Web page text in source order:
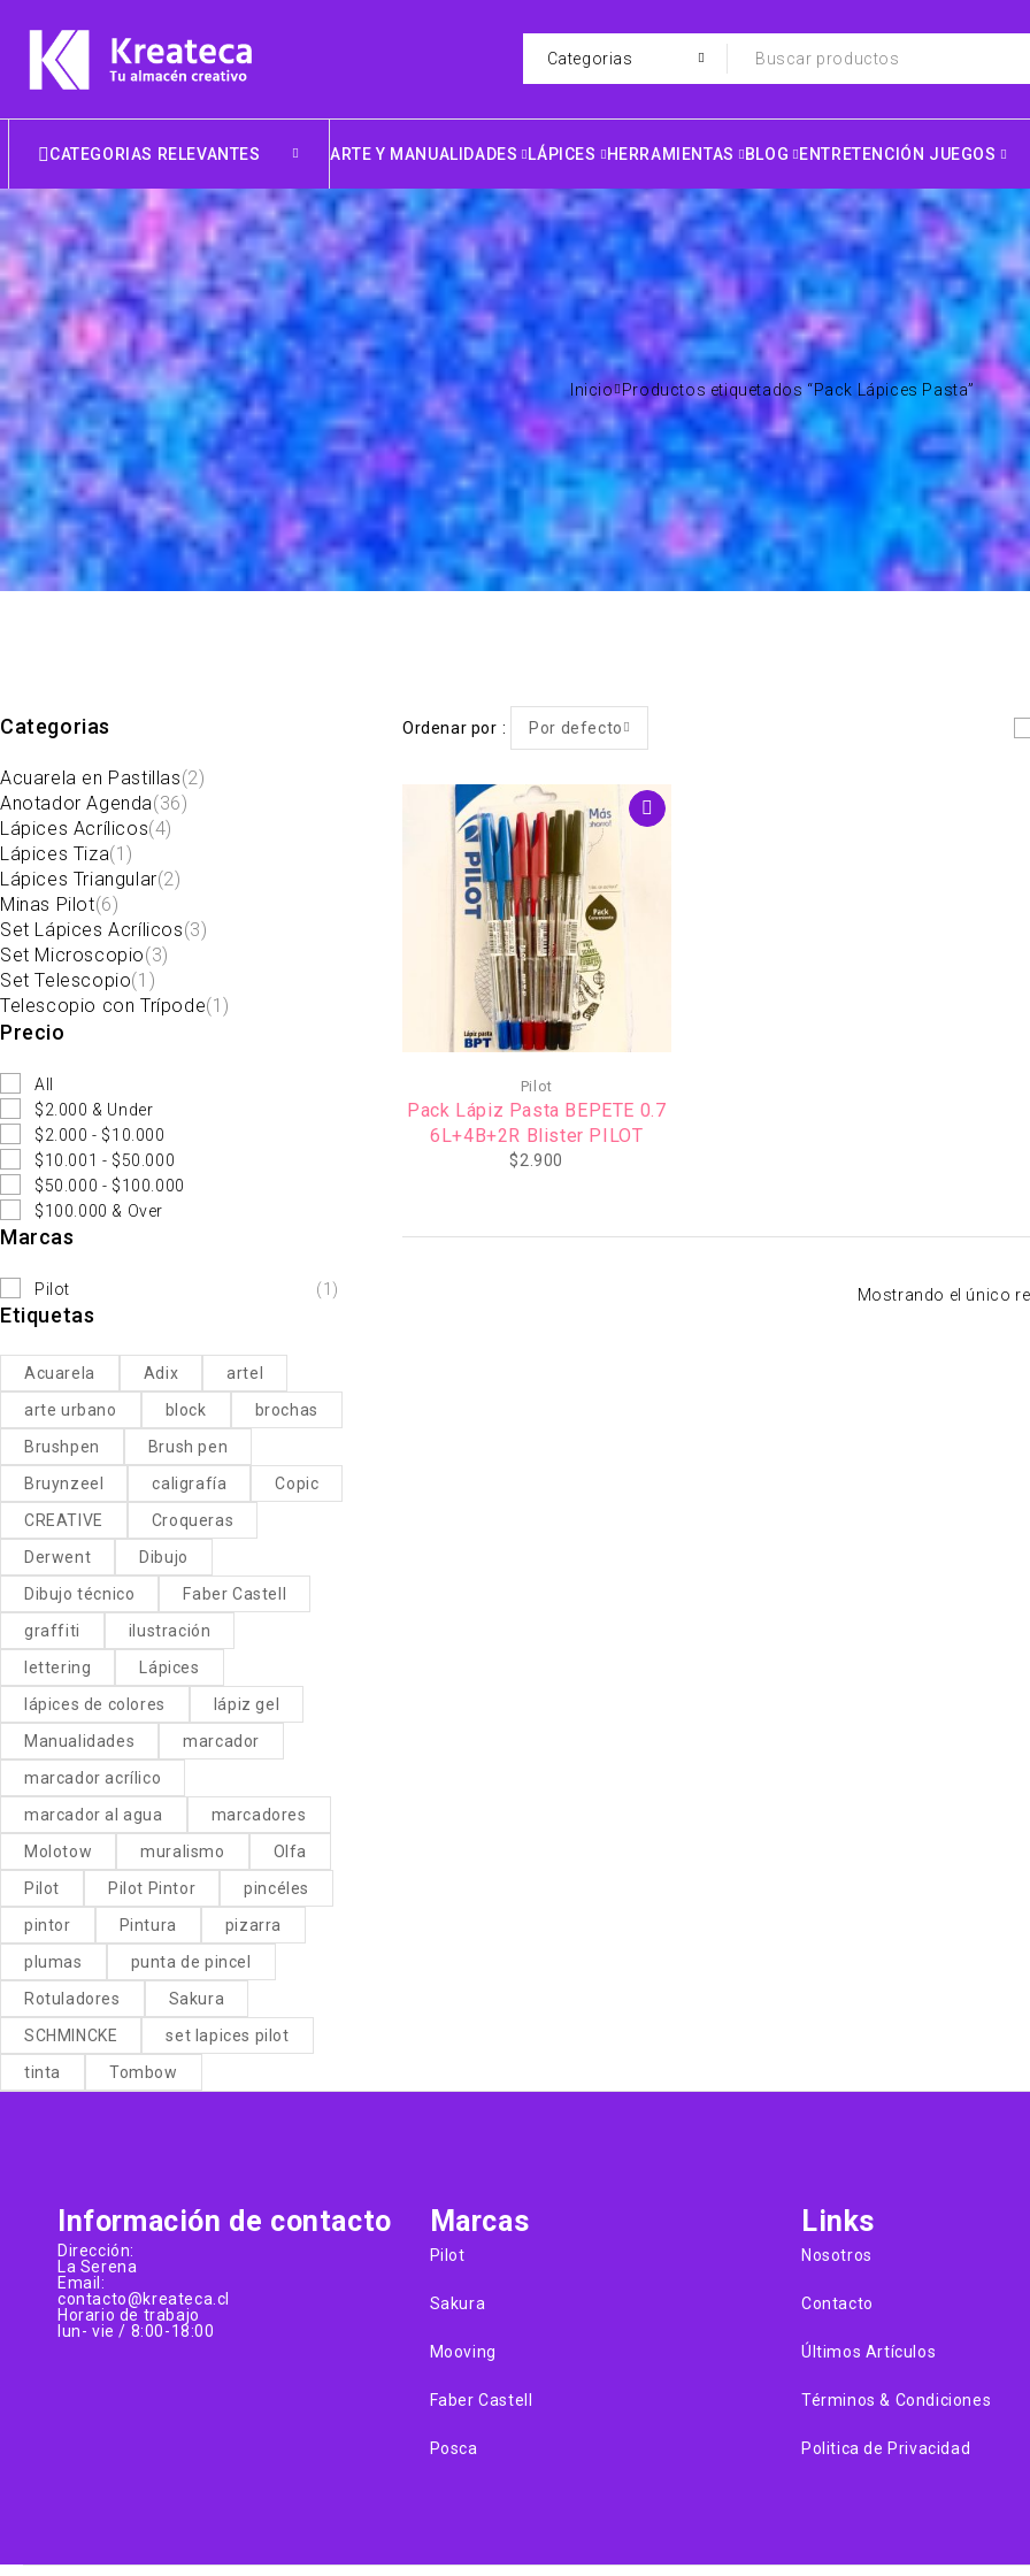
CATEGORIAS RELEVANTES ARTE Y MANUALIDADES LÁPICES HERRAMIENTAS BLOG ENTRETENCIÓN JUEGOS
Inicio Productos etiquetados “Pack Lápices Pasta”
Categorias
Acuarela en Pastillas(2)
Anotador Agenda(36)
Lápices Acrílicos(4)
Lápices Tiza(1)
Lápices Triangular(2)
Minas Pilot(6)
Set Lápices Acrílicos(3)
Set Microscopio(3)
Set Telescopio(1)
Telescopio con Trípode(1)
Precio
All
$2.000 & Under
$2.000 - $10.000
$10.001 - $50.000
$50.000 - $100.000
$100.000 & Over
Marcas
Pilot (1)
Etiquetas
Acuarela Adix
artel
arte urbano
block
brochas
Brushpen
Brush pen
Bruynzeel
caligrafía
Copic
CREATIVE
Croqueras
Derwent
Dibujo
Dibujo técnico
Faber Castell
graffiti
ilustración
lettering
Lápices
lápices de colores
lápiz gel
Manualidades
marcador
marcador acrílico
marcador al agua
marcadores
Molotow
muralismo
Olfa
Pilot
Pilot Pintor
pincéles
pintor
Pintura
pizarra
plumas
punta de pincel
Rotuladores
Sakura
SCHMINCKE
set lapices pilot
tinta
Tombow
Ordenar por Por defecto
Pilot
Pack Lápiz Pasta BEPETE 0.7
6L+4B+2R Blister PILOT
$2.900
Mostrando el único
Información de contacto
Dirección:
La Serena
Email:
contacto@kreateca.cl
Horario de trabajo
lun- vie / 8:00-18:00
Marcas
Pilot
Sakura
Mooving
Faber Castell
Posca
Links
Nosotros
Contacto
Últimos Artículos
Términos & Condiciones
Politica de Privacidad